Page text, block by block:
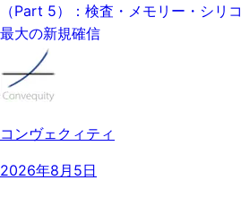
（Part 5）：検査・メモリー・シリ
最大の新規確信
コンヴェクィティ
2026年8月5日